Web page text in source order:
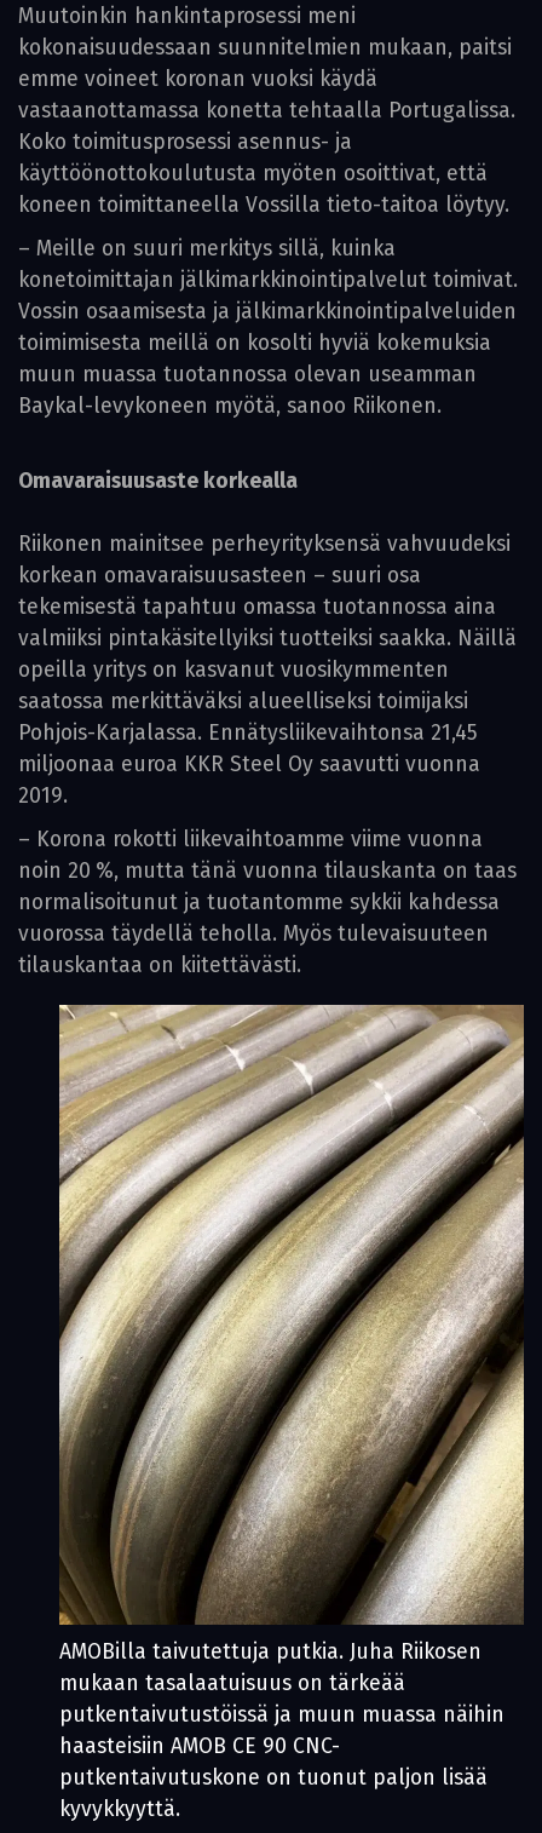
Muutoinkin hankintaprosessi meni
kokonaisuudessaan suunnitelmien mukaan, paitsi
emme voineet koronan vuoksi käydä
vastaanottamassa konetta tehtaalla Portugalissa.
Koko toimitusprosessi asennus- ja
käyttöönottokoulutusta myöten osoittivat, että
koneen toimittaneella Vossilla tieto-taitoa löytyy.
– Meille on suuri merkitys sillä, kuinka
konetoimittajan jälkimarkkinointipalvelut toimivat.
Vossin osaamisesta ja jälkimarkkinointipalveluiden
toimimisesta meillä on kosolti hyviä kokemuksia
muun muassa tuotannossa olevan useamman
Baykal-­levykoneen myötä, sanoo Riikonen.
Omavaraisuusaste korkealla
Riikonen mainitsee perheyrityksensä vahvuudeksi
korkean omavaraisuusasteen – suuri osa
tekemisestä tapahtuu omassa tuotannossa aina
valmiiksi pintakäsitellyiksi tuotteiksi saakka. Näillä
opeilla yritys on kasvanut vuosikymmenten
saatossa merkittäväksi alueelliseksi toimijaksi
Pohjois-Karjalassa. Ennätysliikevaihtonsa 21,45
miljoonaa euroa KKR Steel Oy saavutti vuonna
2019.
– Korona rokotti liikevaihtoamme viime vuonna
noin 20 %, mutta tänä vuonna tilauskanta on taas
normalisoitunut ja tuotantomme sykkii kahdessa
vuorossa täydellä teholla. Myös tulevaisuuteen
tilauskantaa on kiitettävästi.
AMOBilla taivutettuja putkia. Juha Riikosen
mukaan tasalaatuisuus on tärkeää
putkentaivutustöissä ja muun muassa näihin
haasteisiin AMOB CE 90 CNC-
putkentaivutuskone on tuonut paljon lisää
kyvykkyyttä.